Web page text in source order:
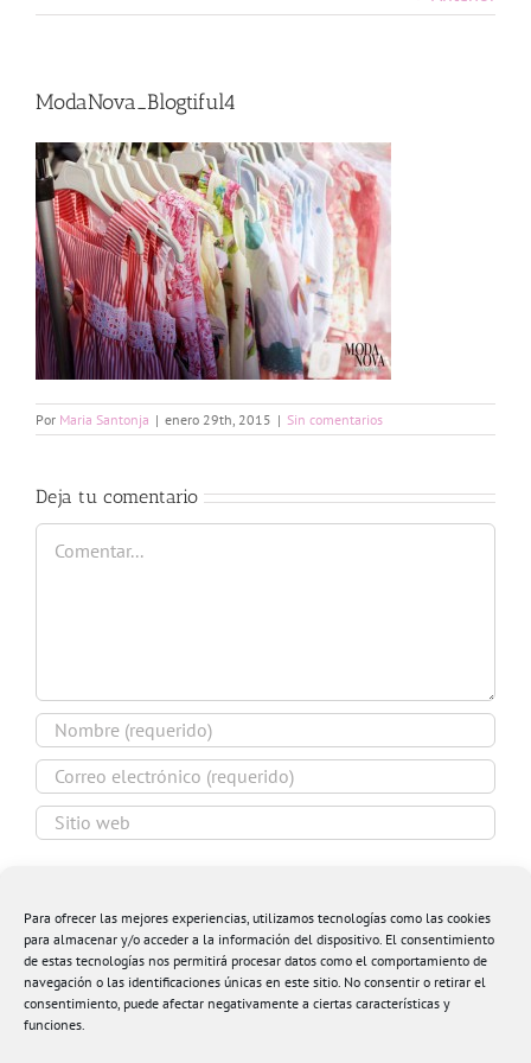
Para ofrecer las mejores experiencias, utilizamos tecnologías como las cookies
para almacenar y/o acceder a la información del dispositivo. El consentimiento
de estas tecnologías nos permitirá procesar datos como el comportamiento de
navegación o las identificaciones únicas en este sitio. No consentir o retirar el
consentimiento, puede afectar negativamente a ciertas características y
funciones.
ModaNova_Blogtiful4
Por Maria Santonja | enero 29th, 2015 | Sin comentarios
Deja tu comentario
Comentar
navegador para la próxima vez que comente.